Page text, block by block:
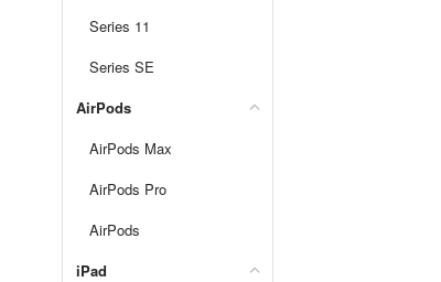
Series 11
Series SE
AirPods
AirPods Max
AirPods Pro
AirPods
iPad